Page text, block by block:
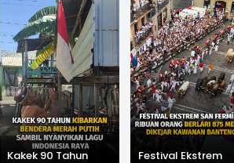
Kakek 90 Tahun
Festival Ekstrem